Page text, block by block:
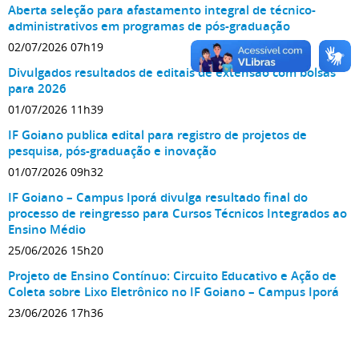
Aberta seleção para afastamento integral de técnico-
administrativos em programas de pós-graduação
02/07/2026 07h19
Divulgados resultados de editais de extensão com bolsas
para 2026
01/07/2026 11h39
IF Goiano publica edital para registro de projetos de
pesquisa, pós-graduação e inovação
01/07/2026 09h32
IF Goiano – Campus Iporá divulga resultado final do
processo de reingresso para Cursos Técnicos Integrados ao
Ensino Médio
25/06/2026 15h20
Projeto de Ensino Contínuo: Circuito Educativo e Ação de
Coleta sobre Lixo Eletrônico no IF Goiano – Campus Iporá
23/06/2026 17h36